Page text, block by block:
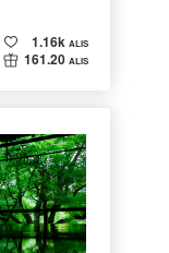
1.16k ALIS
161.20 ALIS